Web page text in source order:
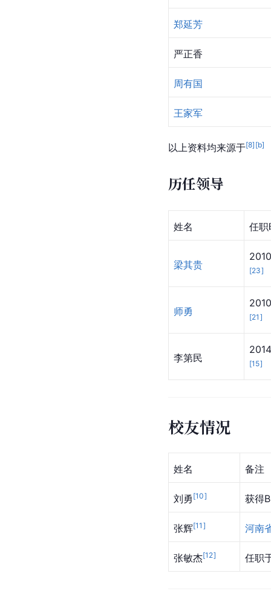
郑延芳
严正香
周有国
王家军
以上资料均来源于[8] [b]
历任领导
姓名 任职
梁其贵 [23]
师勇 [21 ]
李第民 [15]
校友情况
姓名 备注
刘勇 [10] 获得
张辉[11 ] 河南
张敏杰[12] 任职